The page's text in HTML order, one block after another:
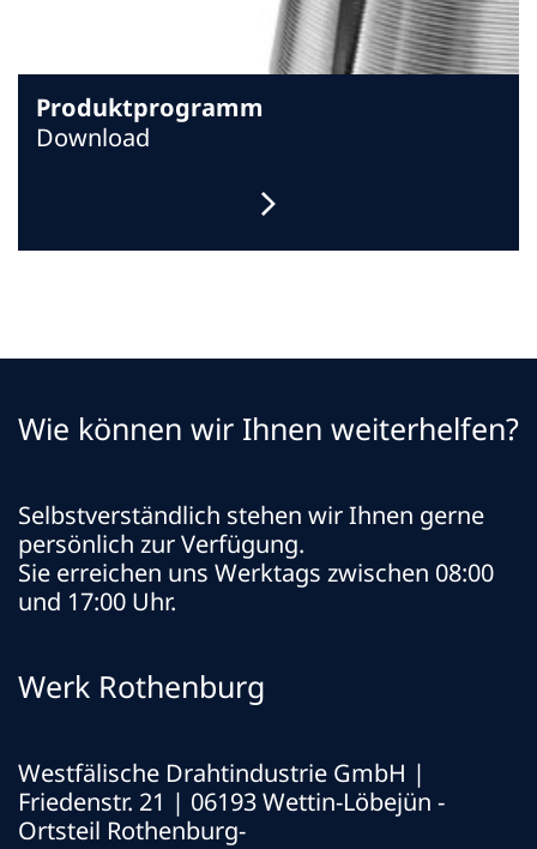
Produktprogramm
Download
Wie können wir Ihnen weiterhelfen?
Selbstverständlich stehen wir Ihnen gerne
persönlich zur Verfügung.
Sie erreichen uns Werktags zwischen 08:00
und 17:00 Uhr.
Werk Rothenburg
Westfälische Drahtindustrie GmbH |
Friedenstr. 21 | 06193 Wettin-Löbejün -
Ortsteil Rothenburg-